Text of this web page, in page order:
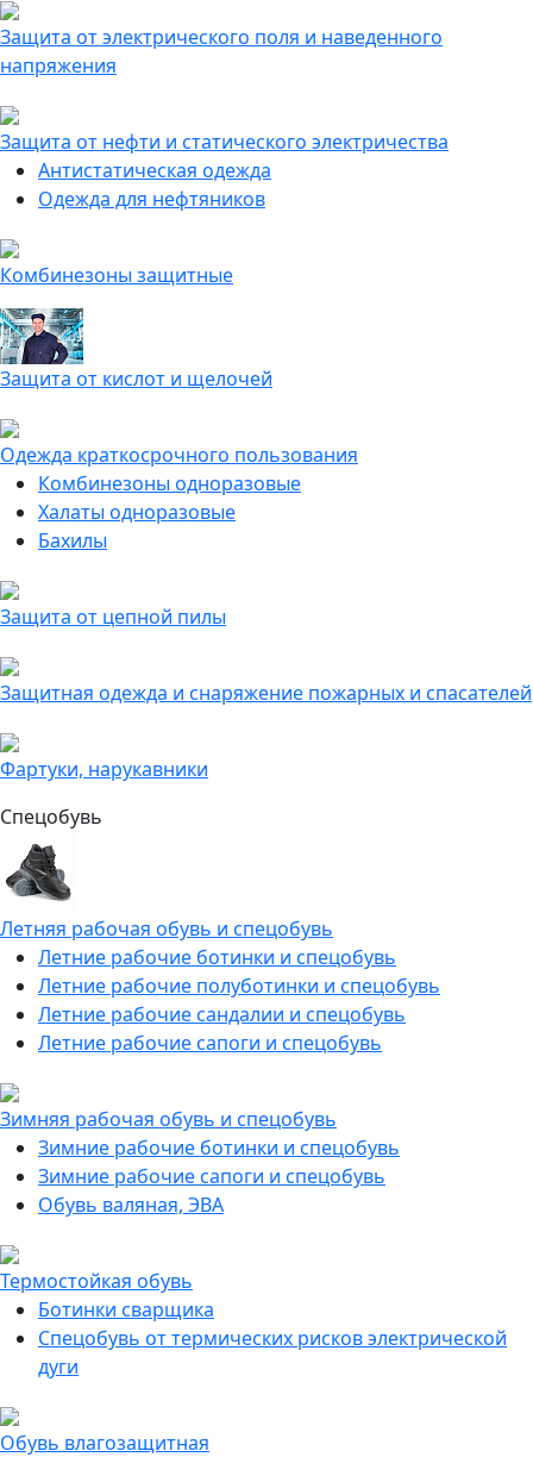
Защита от электрического поля и наведенного
напряжения
Защита от нефти и статического электричества
Антистатическая одежда
Одежда для нефтяников
Комбинезоны защитные
Защита от кислот и щелочей
Одежда краткосрочного пользования
Комбинезоны одноразовые
Халаты одноразовые
Бахилы
Защита от цепной пилы
Защитная одежда и снаряжение пожарных и спасателей
Фартуки, нарукавники
Спецобувь
Летняя рабочая обувь и спецобувь
Летние рабочие ботинки и спецобувь
Летние рабочие полуботинки и спецобувь
Летние рабочие сандалии и спецобувь
Летние рабочие сапоги и спецобувь
Зимняя рабочая обувь и спецобувь
Зимние рабочие ботинки и спецобувь
Зимние рабочие сапоги и спецобувь
Обувь валяная, ЭВА
Термостойкая обувь
Ботинки сварщика
Спецобувь от термических рисков электрической
дуги
Обувь влагозащитная